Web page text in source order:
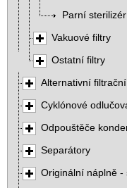
Parní
Vakuové filtry
Ostatní filtry
Alternativní
Cyklónové
Odpouštěče
Separátory
Originální náplně -